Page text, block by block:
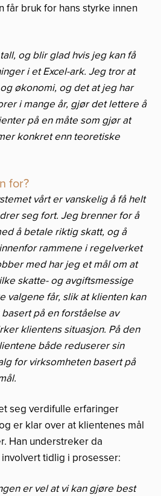
får bruk for hans styrke innen
og blir glad hvis jeg kan få
i et Excel-ark. Jeg tror at
økonomi, og det at jeg har
i mange år, gjør det lettere å
på en måte som gjør at
konkret enn teoretiske
for?
vårt er vanskelig å få helt
seg fort. Jeg brenner for å
å betale riktig skatt, og å
rammene i regelverket
med har jeg et mål om at
skatte- og avgiftsmessige
valgene får, slik at klienten kan
på en forståelse av
klientens situasjon. På den
både reduserer sin
for virksomheten basert på
seg verdifulle erfaringer
er klar over at klientenes mål
Han understreker da
tidlig i prosesser:
er vel at vi kan gjøre best